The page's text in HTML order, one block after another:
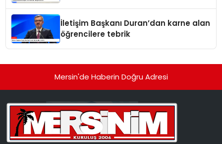
İletişim Başkanı Duran’dan karne alan
öğrencilere tebrik
Mersin'de Haberin Doğru Adresi